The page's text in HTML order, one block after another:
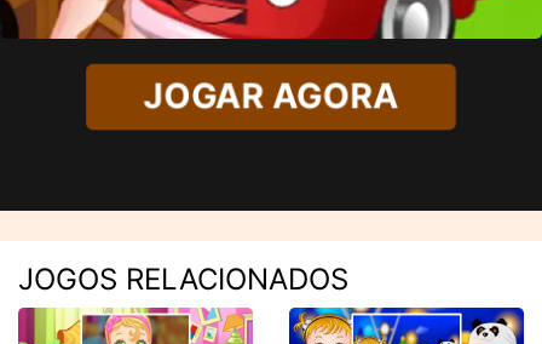
JOGAR AGORA
JOGOS RELACIONADOS